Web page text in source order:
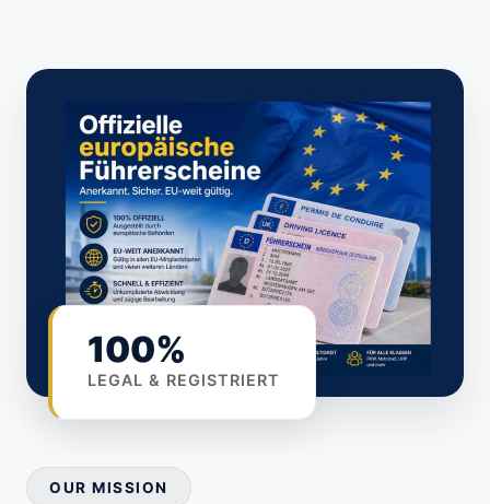
100%
LEGAL & REGISTRIERT
OUR MISSION